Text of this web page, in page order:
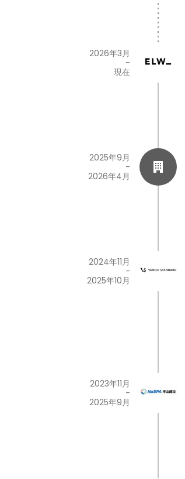
2026年3月
-
現在
2025年9月
-
2026年4月
2024年11月
-
2025年10月
2023年11月
-
2025年9月